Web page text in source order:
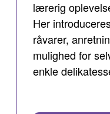
lærerig
Her
råvarer,
mulighed for
enkle